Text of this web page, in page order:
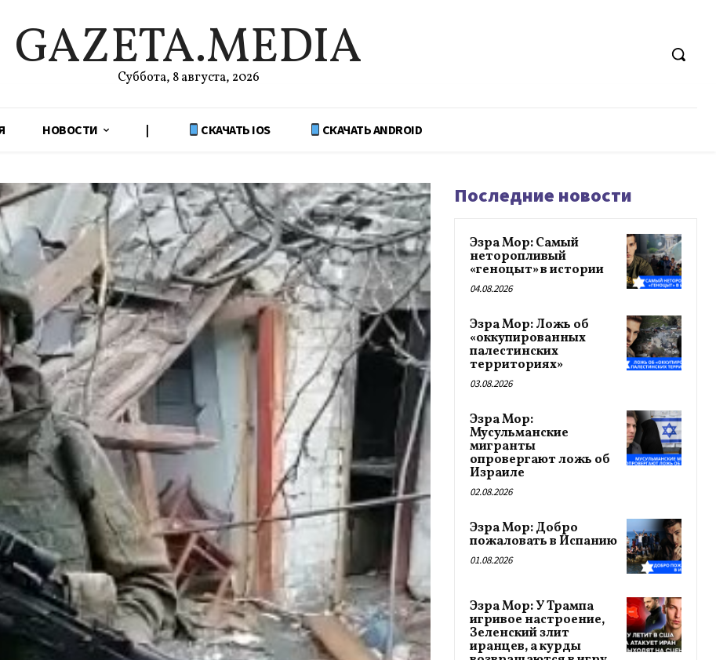
GAZETA.MEDIA
Суббота, 8 августа, 2026
НОВОСТИ | СКАЧАТЬ IOS СКАЧАТЬ ANDROID
Последние новости
Эзра Мор: Самый
неторопливый
«геноцыт» в истории
04.08.2026
Эзра Мор: Ложь об
«оккупированных
палестинских
территориях»
03.08.2026
Эзра Мор:
Мусульманские
мигранты
опровергают ложь об
Израиле
02.08.2026
Эзра Мор: Добро
пожаловать в Испанию
01.08.2026
Эзра Мор: У Трампа
игривое настроение,
Зеленский злит
иранцев, а курды